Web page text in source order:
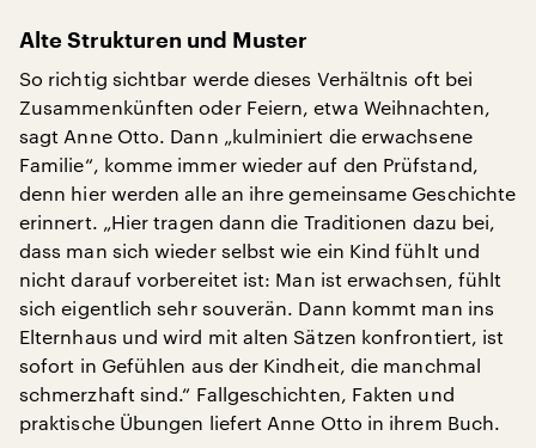
Alte Strukturen und Muster
So richtig sichtbar werde dieses Verhältnis oft bei
Zusammenkünften oder Feiern, etwa Weihnachten,
sagt Anne Otto. Dann „kulminiert die erwachsene
Familie“, komme immer wieder auf den Prüfstand,
denn hier werden alle an ihre gemeinsame Geschichte
erinnert. „Hier tragen dann die Traditionen dazu bei,
dass man sich wieder selbst wie ein Kind fühlt und
nicht darauf vorbereitet ist: Man ist erwachsen, fühlt
sich eigentlich sehr souverän. Dann kommt man ins
Elternhaus und wird mit alten Sätzen konfrontiert, ist
sofort in Gefühlen aus der Kindheit, die manchmal
schmerzhaft sind.“ Fallgeschichten, Fakten und
praktische Übungen liefert Anne Otto in ihrem Buch.